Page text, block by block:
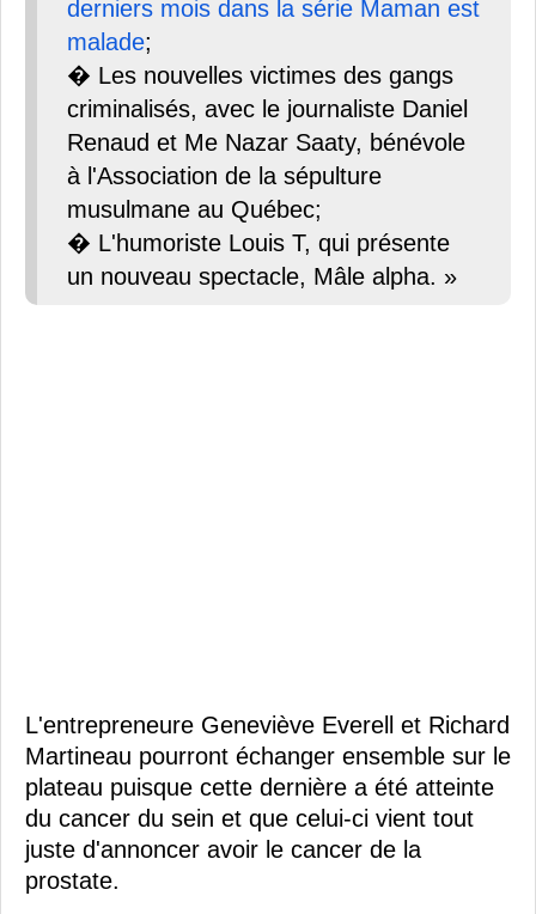
derniers mois dans la série Maman est
malade;
� Les nouvelles victimes des gangs
criminalisés, avec le journaliste Daniel
Renaud et Me Nazar Saaty, bénévole
à l'Association de la sépulture
musulmane au Québec;
� L'humoriste Louis T, qui présente
un nouveau spectacle, Mâle alpha. »
L'entrepreneure Geneviève Everell et Richard
Martineau pourront échanger ensemble sur le
plateau puisque cette dernière a été atteinte
du cancer du sein et que celui-ci vient tout
juste d'annoncer avoir le cancer de la
prostate.